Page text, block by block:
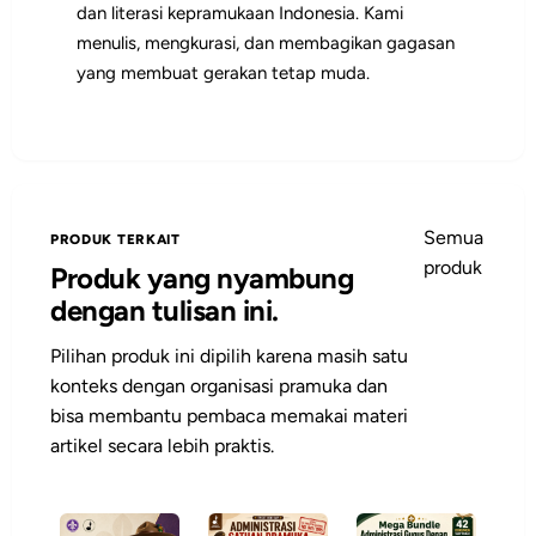
dan literasi kepramukaan Indonesia. Kami
menulis, mengkurasi, dan membagikan gagasan
yang membuat gerakan tetap muda.
PRODUK TERKAIT
Produk yang nyambung
dengan tulisan ini.
Pilihan produk ini dipilih karena masih satu
konteks dengan organisasi pramuka dan
bisa membantu pembaca memakai materi
artikel secara lebih praktis.
Semua
produk